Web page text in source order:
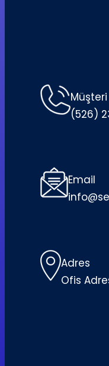
(526)
Email
Adres
Ofis